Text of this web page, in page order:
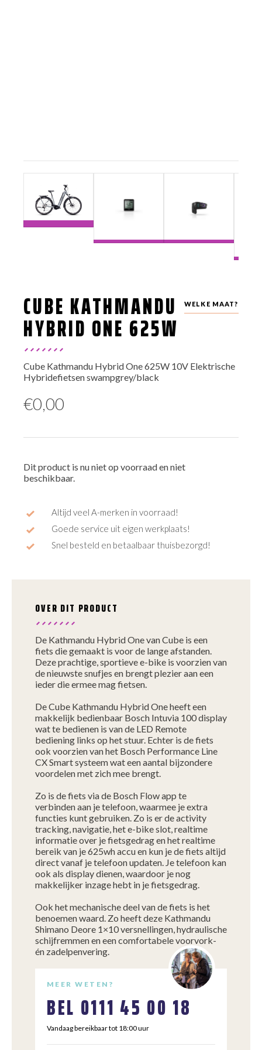
WELKE MAAT?
CUBE KATHMANDU
HYBRID ONE 625W
Cube Kathmandu Hybrid One 625W 10V Elektrische
Hybridefietsen swampgrey/black
€0,00
Dit product is nu niet op voorraad en niet
beschikbaar.
Altijd veel A-merken in voorraad!
Goede service uit eigen werkplaats!
Snel besteld en betaalbaar thuisbezorgd!
OVER DIT PRODUCT
De Kathmandu Hybrid One van Cube is een
fiets die gemaakt is voor de lange afstanden.
Deze prachtige, sportieve e-bike is voorzien van
de nieuwste snufjes en brengt plezier aan een
ieder die ermee mag fietsen.
De Cube Kathmandu Hybrid One heeft een
makkelijk bedienbaar Bosch Intuvia 100 display
wat te bedienen is van de LED Remote
bediening links op het stuur. Echter is de fiets
ook voorzien van het Bosch Performance Line
CX Smart systeem wat een aantal bijzondere
voordelen met zich mee brengt.
Zo is de fiets via de Bosch Flow app te
verbinden aan je telefoon, waarmee je extra
functies kunt gebruiken. Zo is er de activity
tracking, navigatie, het e-bike slot, realtime
informatie over je fietsgedrag en het realtime
bereik van je 625wh accu en kun je de fiets altijd
direct vanaf je telefoon updaten. Je telefoon kan
ook als display dienen, waardoor je nog
makkelijker inzage hebt in je fietsgedrag.
Ook het mechanische deel van de fiets is het
benoemen waard. Zo heeft deze Kathmandu
Shimano Deore 1×10 versnellingen, hydraulische
schijfremmen en een comfortabele voorvork-
én zadelpenvering.
MEER WETEN?
BEL 0111 45 00 18
Vandaag bereikbaar tot 18:00 uur